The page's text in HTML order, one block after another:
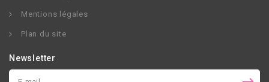
Mentions légales
Plan du site
Newsletter